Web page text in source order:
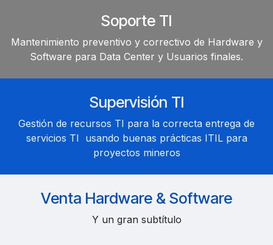
Soporte TI
Mantenimiento preventivo y correctivo de Hardware y
Software para Data Center y Usuarios finales.
Supervisión TI
Gestión de recursos TI para la correcta entrega de
servicios TI usando buenas prácticas ITIL para
proyectos mineros
Venta Hardware & Software
Y un gran subtítulo